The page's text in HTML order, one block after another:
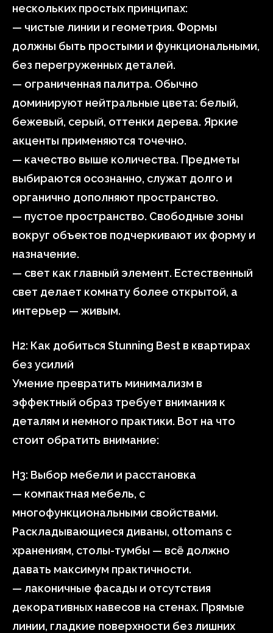
нескольких простых принципах:
— чистые линии и геометрия. Формы
должны быть простыми и функциональными,
без перегруженных деталей.
— ограниченная палитра. Обычно
доминируют нейтральные цвета: белый,
бежевый, серый, оттенки дерева. Яркие
акценты применяются точечно.
— качество выше количества. Предметы
выбираются осознанно, служат долго и
органично дополняют пространство.
— пустое пространство. Свободные зоны
вокруг объектов подчеркивают их форму и
назначение.
— свет как главный элемент. Естественный
свет делает комнату более открытой, а
интерьер — живым.
H2: Как добиться Stunning Best в квартирах
без усилий
Умение превратить минимализм в
эффектный образ требует внимания к
деталям и немного практики. Вот на что
стоит обратить внимание:
H3: Выбор мебели и расстановка
— компактная мебель, с
многофункциональными свойствами.
Раскладывающиеся диваны, ottomans с
хранениям, столы-тумбы — всё должно
давать максимум практичности.
— лаконичные фасады и отсутствия
декоративных навесов на стенах. Прямые
линии, гладкие поверхности без лишних